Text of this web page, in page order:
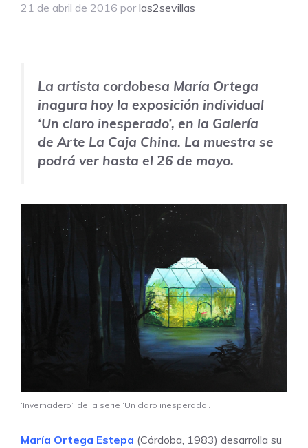
21 de abril de 2016 por las2sevillas
La artista cordobesa María Ortega
inagura hoy la exposición individual
‘Un claro inesperado’, en la Galería
de Arte La Caja China. La muestra se
podrá ver hasta el 26 de mayo.
‘Invernadero’, de la serie ‘Un claro inesperado’.
María Ortega Estepa (Córdoba, 1983) desarrolla su